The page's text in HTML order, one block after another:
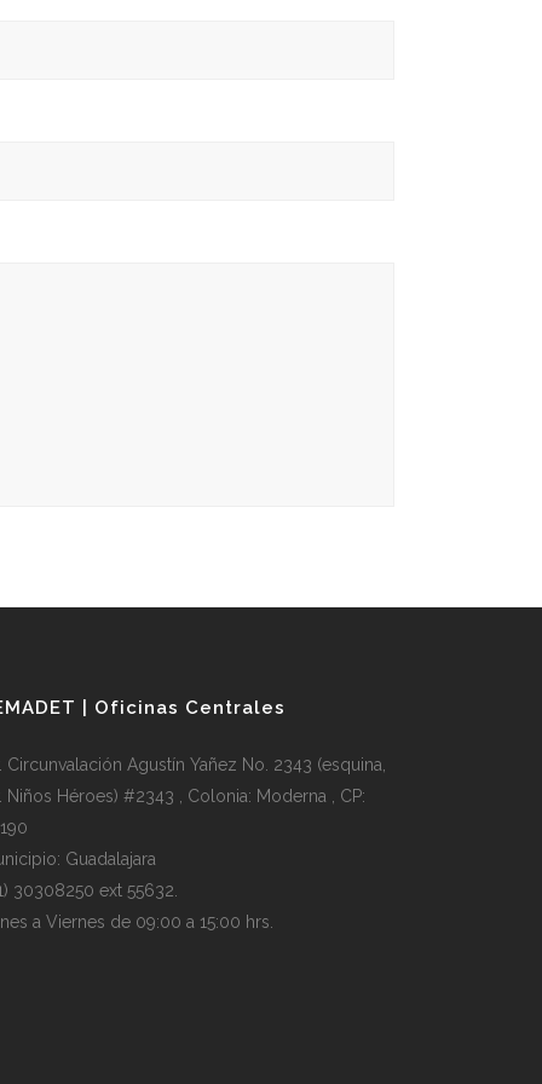
| Oficinas Centrales
Circunvalación Agustín Yañez No. 2343 (esquina,
Niños Héroes) #2343 , Colonia: Moderna , CP:
Guadalajara
30308250 ext 55632.
a Viernes de 09:00 a 15:00 hrs.